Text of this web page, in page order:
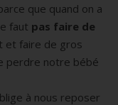
que quand on a
faut pas faire de
et faire de gros
perdre notre bébé
à nous reposer